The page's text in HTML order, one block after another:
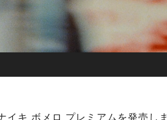
イキ ボメロ プレミアムを発売しま